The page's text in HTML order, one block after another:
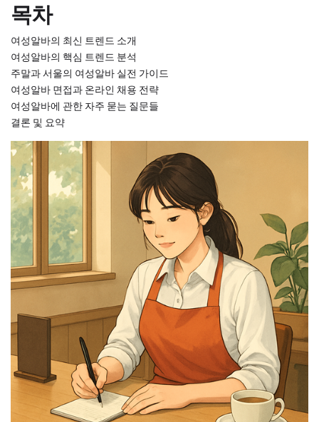
목차
여성알바의 최신 트렌드 소개
여성알바의 핵심 트렌드 분석
주말과 서울의 여성알바 실전 가이드
여성알바 면접과 온라인 채용 전략
여성알바에 관한 자주 묻는 질문들
결론 및 요약